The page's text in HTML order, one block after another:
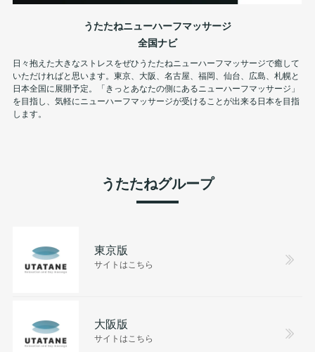
うたたねニューハーフマッサージ
全国ナビ
日々抱えた大きなストレスをぜひうたたねニューハーフマッサージで癒して
いただければと思います。東京、大阪、名古屋、福岡、仙台、広島、札幌と
日本全国に展開予定。「きっとあなたの側にあるニューハーフマッサージ」
を目指し、気軽にニューハーフマッサージが受けることが出来る日本を目指
します。
うたたねグループ
東京版
サイトはこちら
大阪版
サイトはこちら